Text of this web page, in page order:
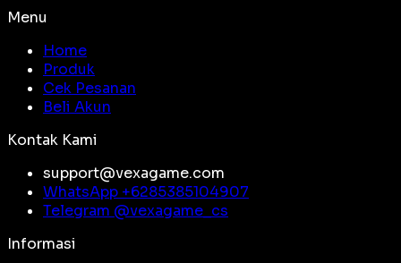
Menu
Home
Produk
Cek Pesanan
Beli Akun
Kontak Kami
support@vexagame.com
WhatsApp +6285385104907
Telegram @vexagame_cs
Informasi